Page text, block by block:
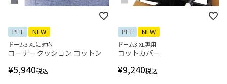
PET NEW
ドーム3 XLに対応
コーナークッション コットン
¥5,940税込
PET NEW
ドーム3 XL専用
コットカバー
¥9,240税込